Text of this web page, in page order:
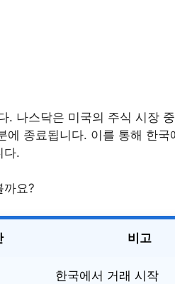
. 나스닥은 미국의 주식 시장
종료됩니다. 이를 통해 한국
다.
까요?
비고
한국에서 거래 시작